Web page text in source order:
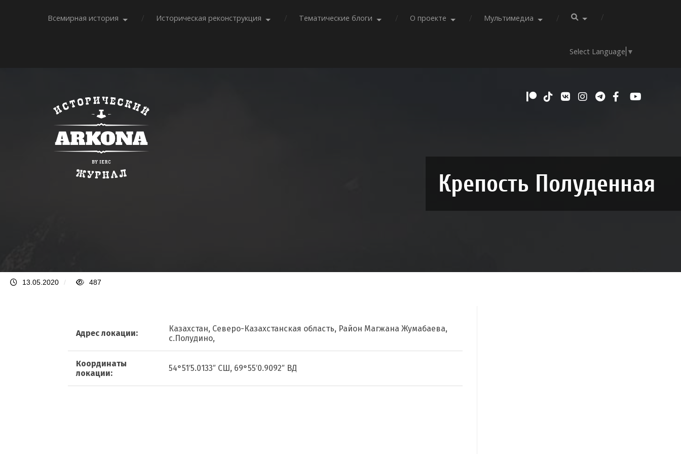
Всемирная история Историческая реконструкция Тематические блоги О проекте Мультимедиа
Select Language ▼
Крепость Полуденная
13.05.2020 / 487
Адрес локации:
Казахстан, Северо-Казахстанская область, Район Магжана Жумабаева,
с.Полудино,
Координаты
локации:
54°51′5.0133″ СШ, 69°55′0.9092″ ВД